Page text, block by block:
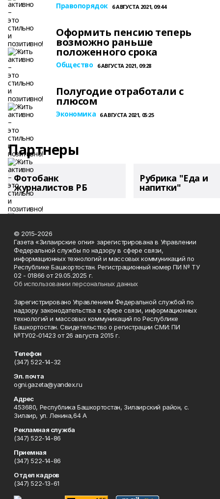
Правопорядок 6 АВГУСТА 2021, 09:44
Оформить пенсию теперь
возможно раньше
положенного срока
Общество 6 АВГУСТА 2021, 09:28
Полугодие отработали с
плюсом
Экономика 6 АВГУСТА 2021, 05:25
Партнеры
Фотобанк
журналистов РБ
Рубрика "Еда и
напитки"
© 2015-2026
Газета «Зилаирские огни» зарегистрирована в Управлении
Федеральной службы по надзору в сфере связи,
информационных технологий и массовых коммуникаций по
Республике Башкортостан. Регистрационный номер ПИ № ТУ
02 - 01866 от 29.05.2025 г.
Об использовании персональных данных
Зарегистрировано Управлением Федеральной службой по
надзору законодательства в сфере связи, информационных
технологий и массовых коммуникаций по Республике
Башкортостан. Свидетельство о регистрации СМИ: ПИ
№ТУ02-01423 от 26 августа 2015 г.
Телефон
(347) 522-14-32
Эл. почта
ogni.gazeta@yandex.ru
Адрес
453680, Республика Башкортостан, Зилаирский район, с.
Зилаир, ул. Ленина,64 А
Рекламная служба
(347) 522-14-86
Приемная
(347) 522-14-86
Отдел кадров
(347) 522-13-61